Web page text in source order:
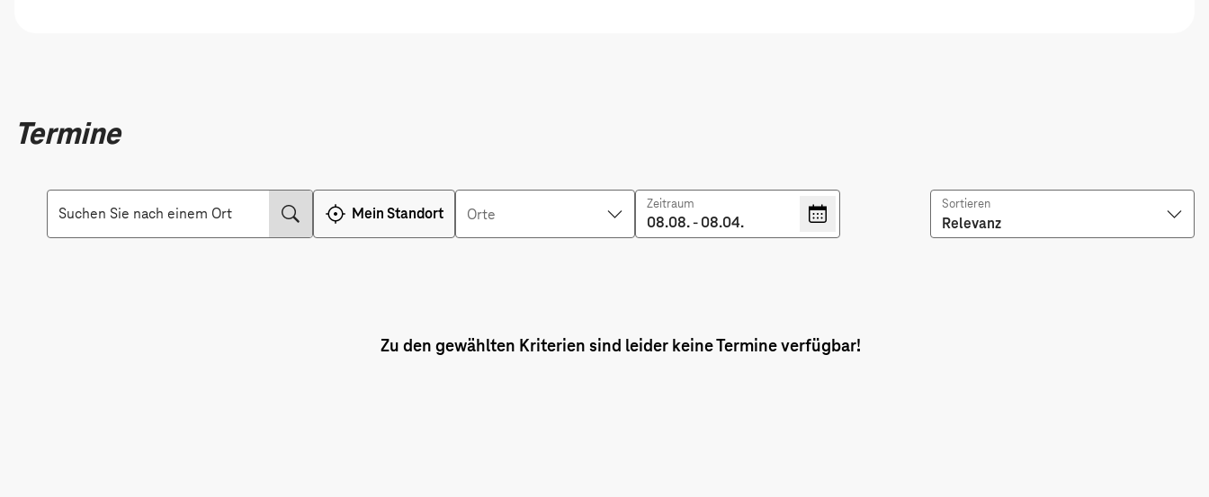
Termine
Mein Standort Orte
Zeitraum Sortieren
Relevanz
Zu den gewählten Kriterien sind leider keineTermineverfügbar!